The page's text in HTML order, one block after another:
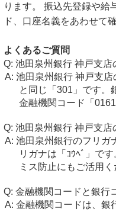
ります。 振込先登録や給
ド、口座名義をあわせて
よくあるご質問
池田泉州銀行 神戸支店
池田泉州銀行 神戸支
と同じ「301」です。
金融機関コード「
池田泉州銀行 神戸支店
池田泉州銀行のフリガ
リガナは「ｺｳﾍﾞ」で
ミス防止にもご活用く
金融機関コードと銀行
金融機関コードは、銀